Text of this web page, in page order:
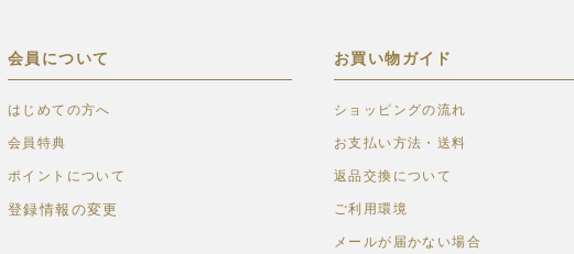
会員について
はじめての方へ
会員特典
ポイントについて
登録情報の変更
お買い物ガイド
ショッピングの流れ
お支払い方法・送料
返品交換について
ご利用環境
メールが届かない場合